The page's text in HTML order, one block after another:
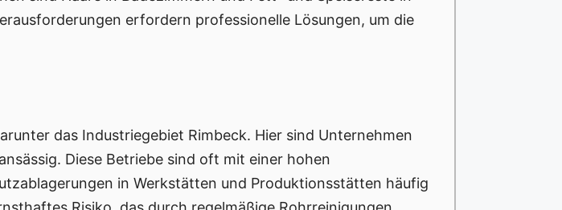
erfordern professionelle Lösungen, um die
das Industriegebiet Rimbeck. Hier sind Unternehmen
Diese Betriebe sind oft mit einer hohen
in Werkstätten und Produktionsstätten häufig